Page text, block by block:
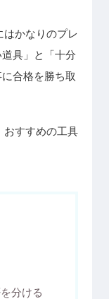
かなりのプレ
具」と「十分
合格を勝ち取
おすすめの工具
分ける